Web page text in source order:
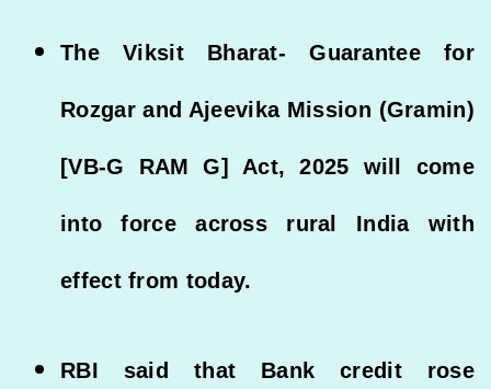
The Viksit Bharat- Guarantee for
Rozgar and Ajeevika Mission (Gramin)
[VB-G RAM G] Act, 2025 will come
into force across rural India with
effect from today.
RBI said that Bank credit rose